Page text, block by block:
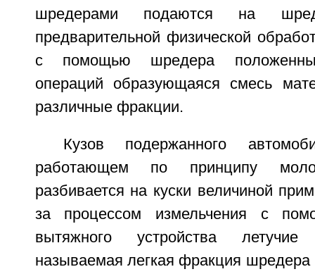
шредерами подаются на
предварительной физической
с помощью шредера положенных
операций образующаяся смесь
различные фракции.
Кузов подержанного
работающем по принципу
разбивается на куски величиной
за процессом измельчения с
вытяжного устройства
называемая легкая фракция шредера